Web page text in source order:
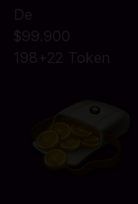
De
$99.900
198+22 Token